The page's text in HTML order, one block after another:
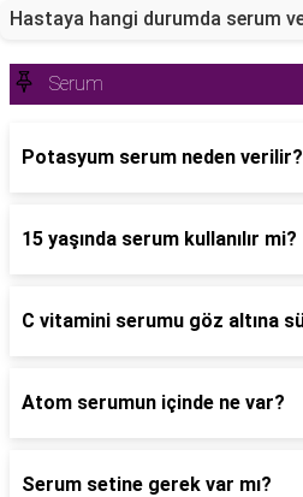
Hastaya hangi durumda serum
Serum
Potasyum serum neden verilir?
15 yaşında serum kullanılır mi?
C vitamini serumu göz altına
Atom serumun içinde ne var?
Serum setine gerek var mı?